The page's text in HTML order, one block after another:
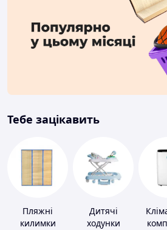
Тебе зацікавить
Пляжні
килимки
Дитячі
ходунки